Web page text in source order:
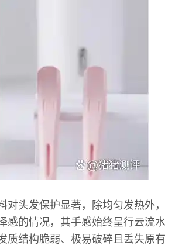
头发保护显著，除均匀发热外，
感的情况，其手感始终呈行云流水
质结构脆弱、极易破碎且丢失原有